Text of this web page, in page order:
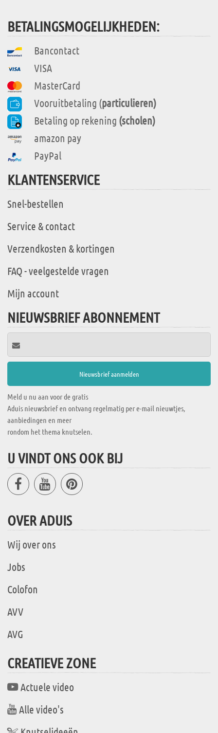
BETALINGSMOGELIJKHEDEN:
Bancontact
VISA
MasterCard
Vooruitbetaling (particulieren)
Betaling op rekening (scholen)
amazon pay
PayPal
KLANTENSERVICE
Snel-bestellen
Service & contact
Verzendkosten & kortingen
FAQ - veelgestelde vragen
Mijn account
NIEUWSBRIEF ABONNEMENT
Meld u nu aan voor de gratis
Aduis nieuwsbrief en ontvang regelmatig per e-mail nieuwtjes,
aanbiedingen en meer
rondom het thema knutselen.
U VINDT ONS OOK BIJ
OVER ADUIS
Wij over ons
Jobs
Colofon
AVV
AVG
CREATIEVE ZONE
Actuele video
Alle video's